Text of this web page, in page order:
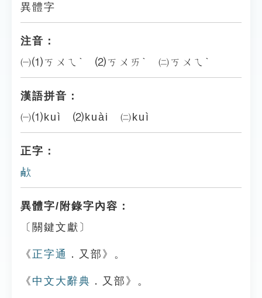
異體字
注音：
㈠⑴ㄎㄨㄟˋ ⑵ㄎㄨㄞˋ ㈡ㄎㄨㄟˋ
漢語拼音：
㈠⑴kuì ⑵kuài ㈡kuì
正字：
欳
異體字/附錄字內容：
〔關鍵文獻〕
《 正字通 ．又部》。
《 中文大辭典 ．又部》。